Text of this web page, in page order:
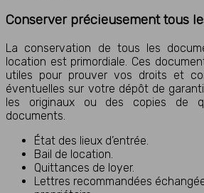
Conserver précieusement tous
La conservation de tous les
location est primordiale. Ces
utiles pour prouver vos droits et
éventuelles sur votre dépôt de
les originaux ou des copies de
documents.
État des lieux d’entrée.
Bail de location.
Quittances de loyer.
Lettres recommandées